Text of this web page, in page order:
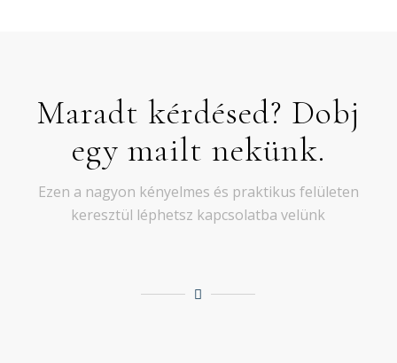
Maradt kérdésed? Dobj
egy mailt nekünk.
Ezen a nagyon kényelmes és praktikus felületen
keresztül léphetsz kapcsolatba velünk